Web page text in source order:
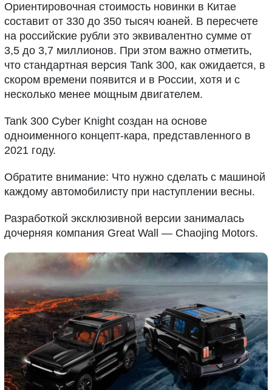
Ориентировочная стоимость новинки в Китае
составит от 330 до 350 тысяч юаней. В пересчете
на российские рубли это эквивалентно сумме от
3,5 до 3,7 миллионов. При этом важно отметить,
что стандартная версия Tank 300, как ожидается, в
скором времени появится и в России, хотя и с
несколько менее мощным двигателем.
Tank 300 Cyber Knight создан на основе
одноименного концепт-кара, представленного в
2021 году.
Обратите внимание: Что нужно сделать с машиной
каждому автомобилисту при наступлении весны.
Разработкой эксклюзивной версии занималась
дочерняя компания Great Wall — Chaojing Motors.